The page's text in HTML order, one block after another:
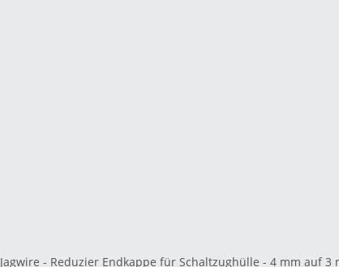
Jagwire - Reduzier Endkappe für Schaltzughülle - 4 mm auf 3